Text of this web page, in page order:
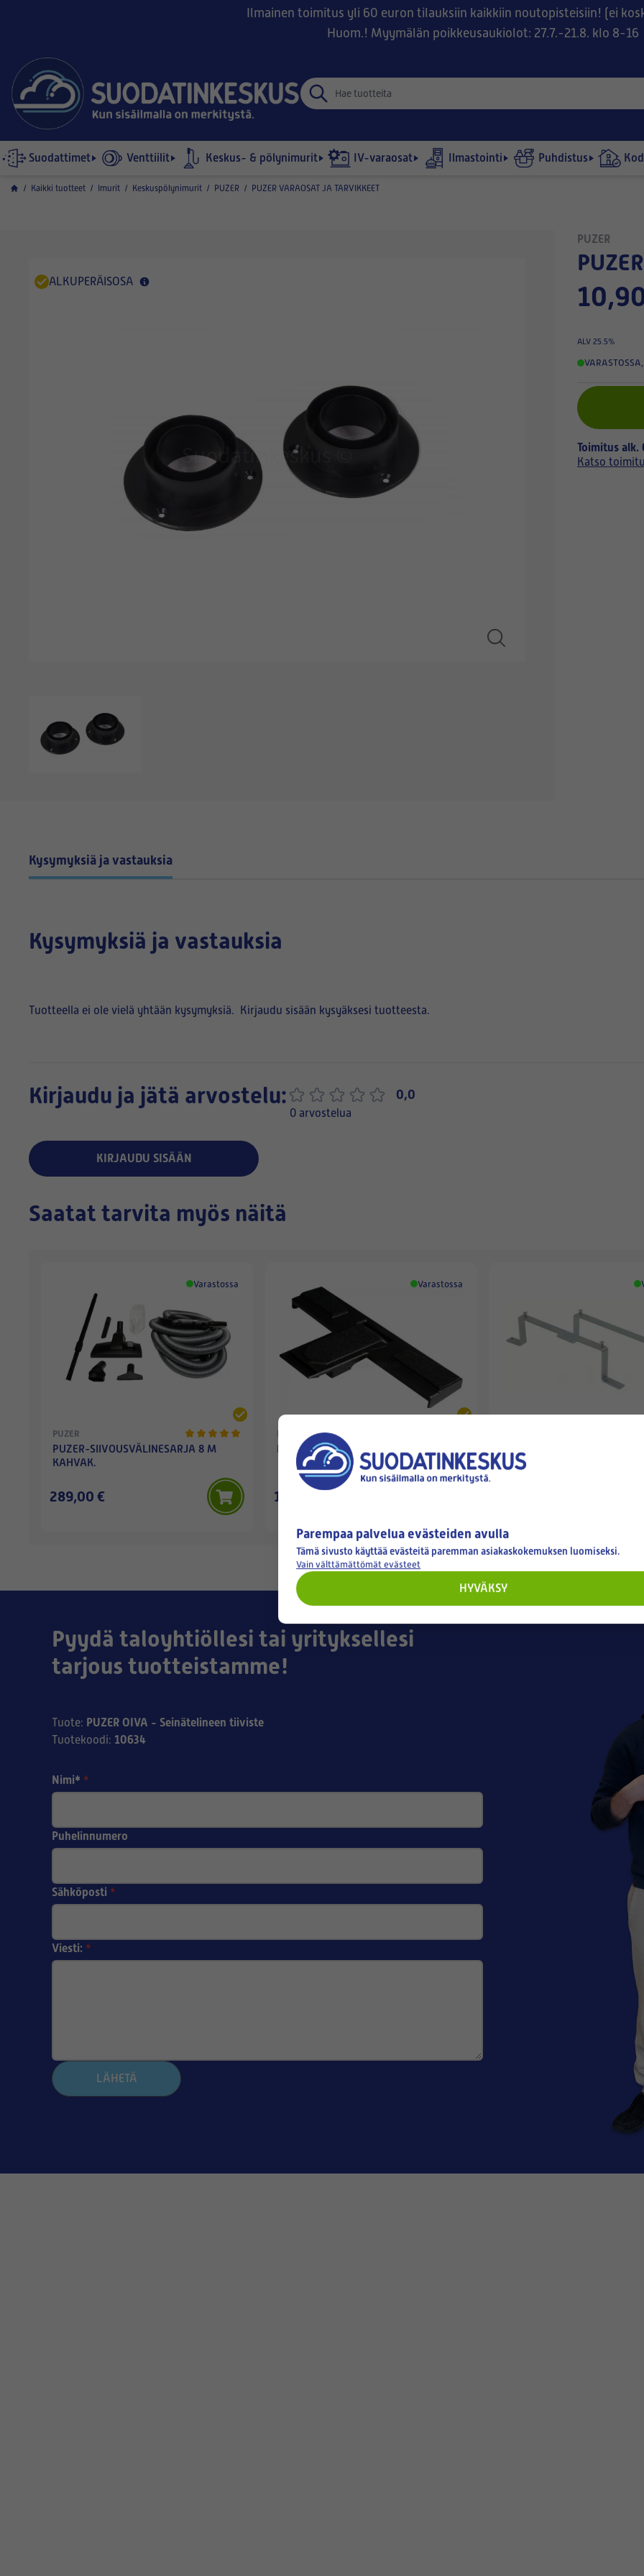
Ilmainen toimitus yli 60 euron tilauksiin kaikkiin noutopisteisiin! (ei
Huom.! Myymälän poikkeusaukiolot: 27.7.-21.8. klo 8-16
Suodattimet Venttiilit Keskus- & pölynimurit IV-varaosat Ilmastointi Puhdistus
/ Kaikki tuotteet / Imurit / Keskuspölynimurit / PUZER / PUZER VARAOSAT JA TARVIKKEET
ALKUPERÄISOSA
PUZER
ALV 25.5%
VARASTOSSA,
Toimitus alk.
Katso
Kysymyksiä ja vastauksia
Kysymyksiä ja vastauksia
Tuotteella ei ole vielä yhtään kysymyksiä. Kirjaudu sisään kysyäksesi tuotteesta.
Kirjaudu ja jätä arvostelu: 0,0
0 arvostelua
KIRJAUDU SISÄÄN
Saatat tarvita myös näitä
Varastossa
PUZER
PUZER-SIIVOUSVÄLINESARJA 8 M
KAHVAK.
289,00 €
Varastossa
PUZER
PUZER-SUULAKKEEN POHJALEVY
15,90 €
Pyydä taloyhtiöllesi tai yrityksellesi
tarjous tuotteistamme!
Tuote: PUZER OIVA - Seinätelineen tiiviste
Tuotekoodi: 10634
Nimi* *
Puhelinnumero
Sähköposti *
Viesti: *
LÄHETÄ
Parempaa palvelua evästeiden avulla
Tämä sivusto käyttää evästeitä paremman asiakaskokemuksen luomiseksi.
Vain välttämättömät evästeet
HYVÄKSY